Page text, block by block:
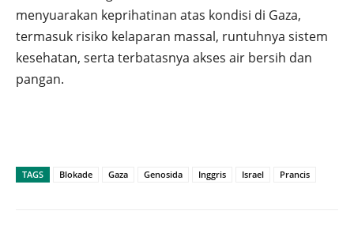
menyuarakan keprihatinan atas kondisi di Gaza,
termasuk risiko kelaparan massal, runtuhnya sistem
kesehatan, serta terbatasnya akses air bersih dan
pangan.
TAGS Blokade Gaza Genosida Inggris Israel Prancis